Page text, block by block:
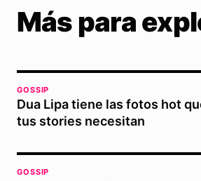
Más para
GOSSIP
Dua Lipa tiene las fotos hot
tus stories necesitan
GOSSIP